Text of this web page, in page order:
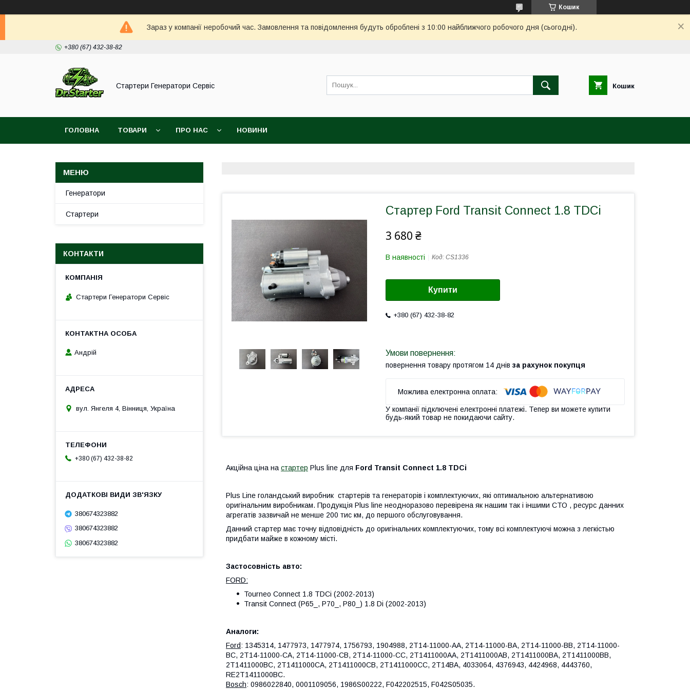
Кошик
Зараз у компанії неробочий час. Замовлення та повідомлення будуть оброблені з 10:00 найближчого робочого дня (сьогодні).
+380 (67) 432-38-82
Стартери Генератори Сервіс Кошик
ГОЛОВНА ТОВАРИ ПРО НАС НОВИНИ
Cтартер Ford Transit Connect 1.8 TDCi
3 680 ₴
В наявності Код: CS1336
Купити
+380 (67) 432-38-82
повернення товару протягом 14 днів за рахунок покупця
У компанії підключені електронні платежі. Тепер ви можете купити
будь-який товар не покидаючи сайту.
Акційна ціна на стартер Plus line для Ford Transit Connect 1.8 TDCi
Plus Line голандський виробник стартерів та генераторів і комплектуючих, які оптимальною альтернативою
оригінальним виробникам. Продукція Plus line неодноразово перевірена як нашим так і іншими СТО , ресурс данних
агрегатів зазвичай не менше 200 тис км, до першого обслуговування.
Данний стартер має точну відповідність до оригінальних комплектуючих, тому всі комплектуючі можна з легкістью
придбати майже в кожному місті.
Застосовність авто:
FORD:
Tourneo Connect 1.8 TDCi (2002-2013)
Transit Connect (P65_, P70_, P80_) 1.8 Di (2002-2013)
Аналоги:
Ford: 1345314, 1477973, 1477974, 1756793, 1904988, 2T14-11000-AA, 2T14-11000-BA, 2T14-11000-BB, 2T14-11000-
BC, 2T14-11000-CA, 2T14-11000-CB, 2T14-11000-CC, 2T1411000AA, 2T1411000AB, 2T1411000BA, 2T1411000BB,
2T1411000BC, 2T1411000CA, 2T1411000CB, 2T1411000CC, 2T14BA, 4033064, 4376943, 4424968, 4443760,
RE2T1411000BC.
Bosch: 0986022840, 0001109056, 1986S00222, F042202515, F042S05035.
Генератори
Стартери
КОНТАКТИ
Стартери Генератори Сервіс
Андрій
вул. Янгеля 4, Вінниця, Україна
+380 (67) 432-38-82
380674323882
380674323882
380674323882